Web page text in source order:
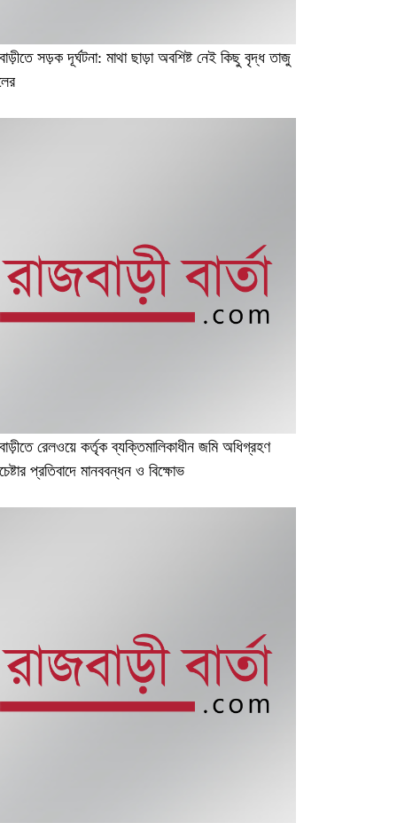
সড়ক দূর্ঘটনা: মাথা ছাড়া অবশিষ্ট নেই কিছু বৃদ্ধ তাজু
রেলওয়ে কর্তৃক ব্যক্তিমালিকাধীন জমি অধিগ্রহণ
প্রতিবাদে মানববন্ধন ও বিক্ষোভ